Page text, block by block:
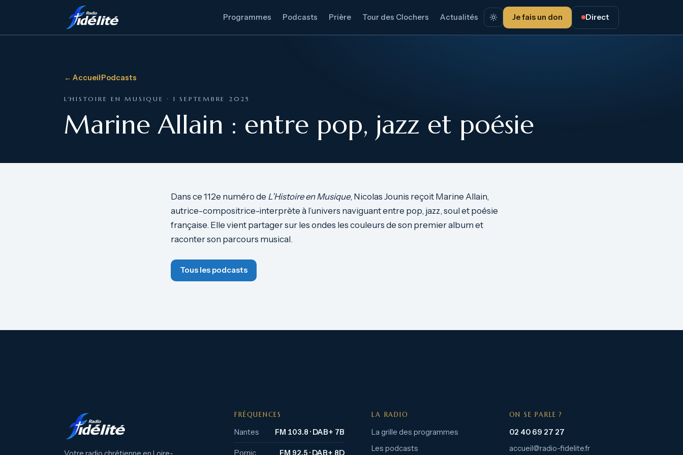
Programmes Podcasts Prière Tour des Clochers Actualités Je fais un don Direct
← Accueil·Podcasts
L'HISTOIRE EN MUSIQUE · 1 SEPTEMBRE 2025
Marine Allain : entre pop, jazz et poésie
Dans ce 112e numéro de L’Histoire en Musique, Nicolas Jounis reçoit Marine Allain,
autrice-compositrice-interprète à l’univers naviguant entre pop, jazz, soul et poésie
française. Elle vient partager sur les ondes les couleurs de son premier album et
raconter son parcours musical.
Tous les podcasts
FRÉQUENCES
Nantes FM 103.8 · DAB+ 7B
Pornic FM 92.5 · DAB+ 8D
LA RADIO
La grille des programmes
Les podcasts
ON SE PARLE ?
02 40 69 27 27
accueil@radio-fidelite.fr